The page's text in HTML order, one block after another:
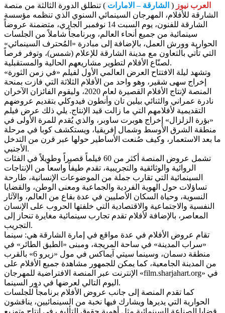
العرب نيوز ( الشارقة – الامارات ) تنطلق الدورة الثالثة من منصة
الشارقة للأفلام، المهرجان السينمائي السنوي الذي تنظمه مؤسسة
الشارقة للفنون، يوم السبت 14 نوفمبر الجاري، متضمنة عروضاً
سينمائية من جميع أنحاء العالم، وبرنامجاً شاملاً من الجلسات
الحوارية وورش العمل، بالإضافة إلى مبادرة «المُحترف السينمائي»
التي تأتي بالتعاون مع مدينة الشارقة للإعلام (شمس)، وتوفر فرصاً
لصنّاع الأفلام لتطوير مشاريعهم الحالية والمستقبلية.
وتشهد ليلة الافتتاح العرض العالمي الأول لفيلم «في زمن الثورة»
إخراج سهى شقير، وهو واحد من الأفلام الثلاثة التي فازت بمنحة
المنصة لإنتاج الأفلام القصيرة لعام 2020، وليقوم الفائزان الآخران
نادرة عمراني والثنائي بيلين تان وأنطون فيدوكلي بتقديم عروضهم
التقديمية لأفلامهم التي ما زالت قيد الإنتاج. يلي ذلك عرض فيلم
«بؤرة الزلزال» إخراج هوبرت ساوبر، والذي يُقدم للمرة الأولى في
منطقة الشرق الأوسط وشمال إفريقيا، ويستكشف كوبا في مرحلة
ما بعد الاستعمار، وكيف صُنعت الأساطير حولها عبر قرن من التدخل
الأجنبي.
تشمل عروض المنصة أكثر من 60 فيلماً قصيراً وطويلاً في الفئات
الروائية والوثائقية والتجريبية، تقدم طيفاً واسعاً من الإنتاجات
السينمائية التي تقارب جملة من الموضوعات الإنسانية، طارحة
تساؤلات حول الهوية الفردية والجماعية ومعنى الوطن، والقضايا
النسوية، وحياة السكان الأصليين في عدة بقاع من العالم، والآثار
النفسية والاجتماعية والاقتصادية التي خلفتها الحروب على الإنسان
المعاصر، بالإضافة لأفلام تقدم تجارب سينمائية مغايرة تنحاز إلى
التجريب.
تقام عروض الأفلام في عدة مواقع في إمارة الشارقة هي: سينما
«سراب المدينة» في ساحة المريجة، ومبنى «الطبق الطائر» في
منطقة دسمان، وسينما سيتي آيماكس في مول «زيرو 6» بالقرب
من المدينة الجامعية، كما يمكن للجمهور مشاهدة جميع الأفلام على
الإنترنت عبر المنصة الافتراضية للمهرجان «film.sharjahart.org» في
اليوم التالي لعرضها في دور السينما.
كما تقدم المنصة إلى جانب عروض الأفلام برنامجاً للجلسات
الحوارية التي يديرها ويشارك فيها نخبة من السينمائيين، يناقشون
قضايا الصناعة السينمائية مثل أهمية حقوق التأليف في إنتاج وتوزيع